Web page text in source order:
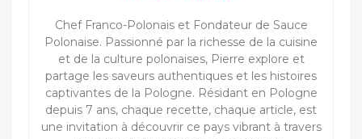
Chef Franco-Polonais et Fondateur de Sauce
Polonaise. Passionné par la richesse de la cuisine
et de la culture polonaises, Pierre explore et
partage les saveurs authentiques et les histoires
captivantes de la Pologne. Résidant en Pologne
depuis 7 ans, chaque recette, chaque article, est
une invitation à découvrir ce pays vibrant à travers